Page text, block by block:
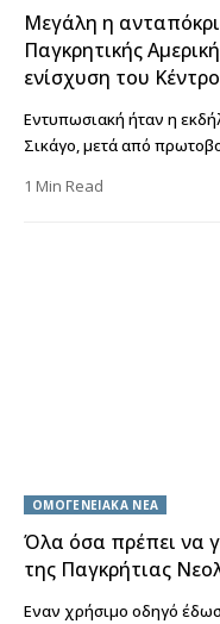
Μεγάλη η
Παγκρητικής
ενίσχυση του
Εντυπωσιακή ήταν η
Σικάγο, μετά από
1 Min Read
ΟΜΟΓΕΝΕΙΑΚΑ ΝΕΑ
Όλα όσα πρέπει να
της Παγκρήτιας
Εναν χρήσιμο οδηγό